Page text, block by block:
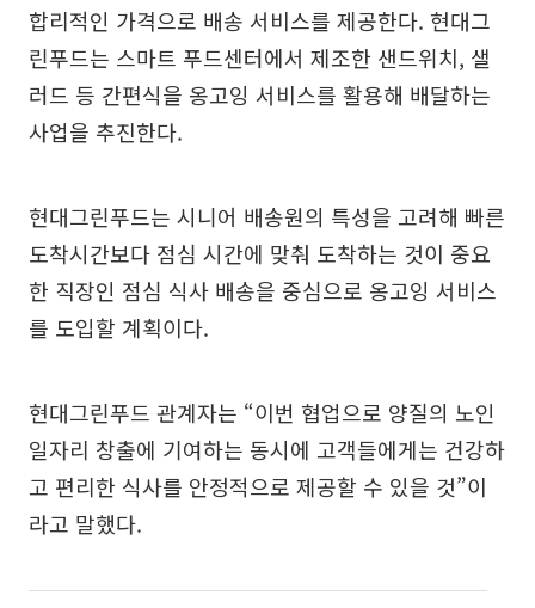
합리적인 가격으로 배송 서비스를 제공한다. 현대그
린푸드는 스마트 푸드센터에서 제조한 샌드위치, 샐
러드 등 간편식을 옹고잉 서비스를 활용해 배달하는
사업을 추진한다.
현대그린푸드는 시니어 배송원의 특성을 고려해 빠른
도착시간보다 점심 시간에 맞춰 도착하는 것이 중요
한 직장인 점심 식사 배송을 중심으로 옹고잉 서비스
를 도입할 계획이다.
현대그린푸드 관계자는 “이번 협업으로 양질의 노인
일자리 창출에 기여하는 동시에 고객들에게는 건강하
고 편리한 식사를 안정적으로 제공할 수 있을 것”이
라고 말했다.